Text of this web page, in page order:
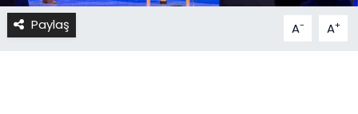
Paylaş A- A+